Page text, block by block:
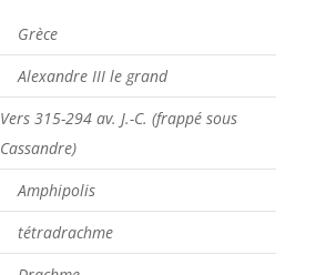
Grèce
Alexandre III le grand
Vers 315-294 av. J.-C. (frappé sous
Cassandre)
Amphipolis
tétradrachme